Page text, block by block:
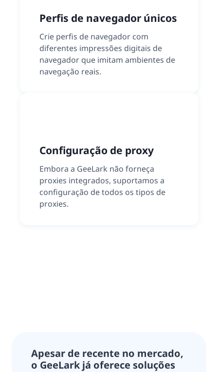
Perfis de navegador únicos
Crie perfis de navegador com
diferentes impressões digitais de
navegador que imitam ambientes de
navegação reais.
Configuração de proxy
Embora a GeeLark não forneça
proxies integrados, suportamos a
configuração de todos os tipos de
proxies.
Apesar de recente no mercado,
o GeeLark já oferece soluções